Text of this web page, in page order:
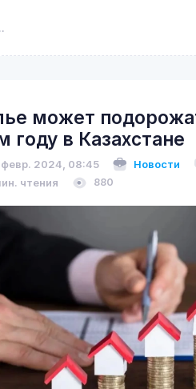
может
году в Казахстане
февр. 2024, 08:45 Новости
чтения
880